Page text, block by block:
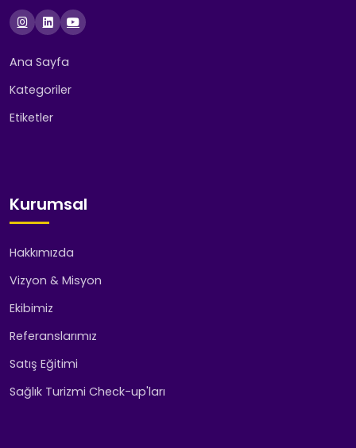
Ana Sayfa
Kategoriler
Etiketler
Kurumsal
Hakkımızda
Vizyon & Misyon
Ekibimiz
Referanslarımız
Satış Eğitimi
Sağlık Turizmi Check-up'ları